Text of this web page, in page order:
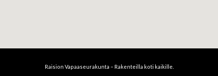
Raision Vapaaseurakunta – Rakenteilla koti kaikille.